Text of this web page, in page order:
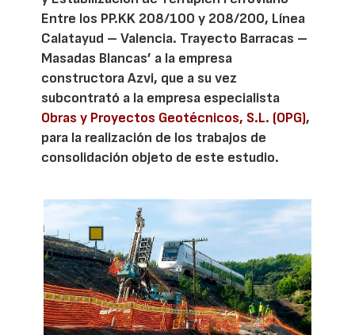
Entre los PP.KK 208/100 y 208/200, Línea
Calatayud – Valencia. Trayecto Barracas –
Masadas Blancas’ a la empresa
constructora Azvi, que a su vez
subcontrató a la empresa especialista
Obras y Proyectos Geotécnicos, S.L. (OPG),
para la realización de los trabajos de
consolidación objeto de este estudio.